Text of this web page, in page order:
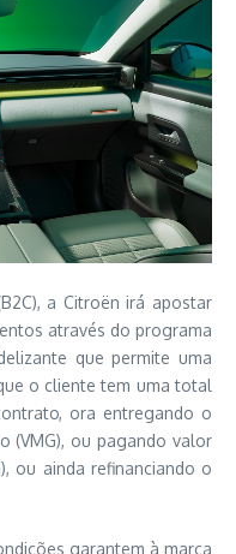
a Citroën irá apostar
através do programa
que permite uma
o cliente tem uma total
ora entregando o
(VMG), ou pagando valor
ou ainda refinanciando o
garantem à marca